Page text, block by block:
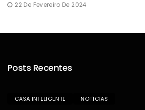
22 De Fevereiro De 2024
Posts Recentes
CASA INTELIGENTE NOTÍCIAS